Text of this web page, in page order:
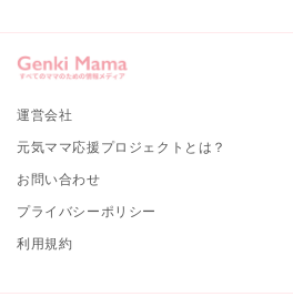
運営会社
元気ママ応援プロジェクトとは？
お問い合わせ
プライバシーポリシー
利用規約